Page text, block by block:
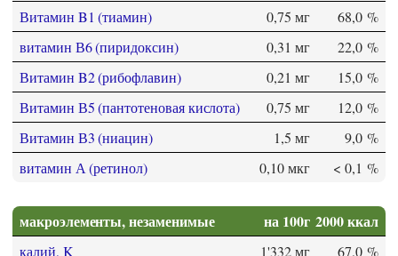
Витамин B1 (тиамин) 0,75 мг
68,0 %
витамин В6 (пиридоксин)
0,31 мг
22,0 %
Витамин B2 (рибофлавин)
0,21 мг
15,0 %
Витамин В5 (пантотеновая кислота)
0,75 мг
12,0 %
Витамин В3 (ниацин)
1,5 мг
9,0 %
витамин А (ретинол)
0,10 мкг < 0,1 %
макроэлементы, незаменимые на 100г 2000 ккал
калий, K 1'332 мг 67,0 %